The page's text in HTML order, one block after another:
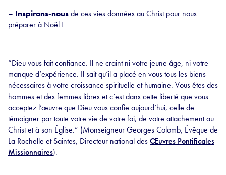
– Inspirons-nousde ces vies données au Christ pour nous
préparer à Noël !
“Dieu vous fait confiance. Il ne craint ni votre jeune âge, ni votre
manque d’expérience. Il sait qu’il a placé en vous tous les biens
nécessaires à votre croissance spirituelle et humaine. Vous êtes des
hommes et des femmes libres et c’est dans cette liberté que vous
acceptez l’œuvre que Dieu vous confie aujourd’hui, celle de
témoigner par toute votre vie de votre foi, de votre attachement au
Christ et à son Église.” (Monseigneur Georges Colomb, Évêque de
La Rochelle et Saintes, Directeur national desŒuvres Pontificales
Missionnaires).